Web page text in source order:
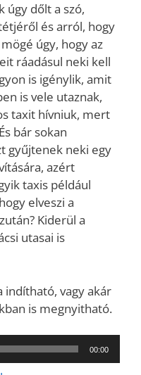
úgy dőlt a szó,
és arról, hogy
úgy, hogy az
ráadásul neki kell
is igénylik, amit
is vele utaznak,
taxit hívniuk, mert
bár sokan
gyűjtenek neki egy
azért
taxis például
elveszi a
Kiderül a
utasai is
vagy akár
is megnyitható.
00:00